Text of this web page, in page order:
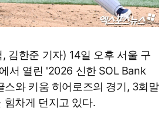
김한준 기자) 14일 오후 서울 구
서 열린 '2026 신한 SOL Bank
스와 키움 히어로즈의 경기, 3회말
힘차게 던지고 있다.